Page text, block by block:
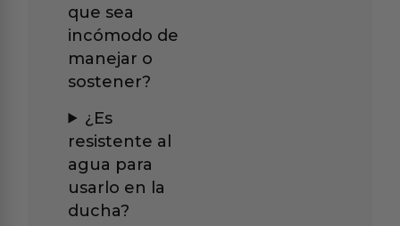
que sea
incómodo de
manejar o
sostener?
¿Es
resistente al
agua para
usarlo en la
ducha?